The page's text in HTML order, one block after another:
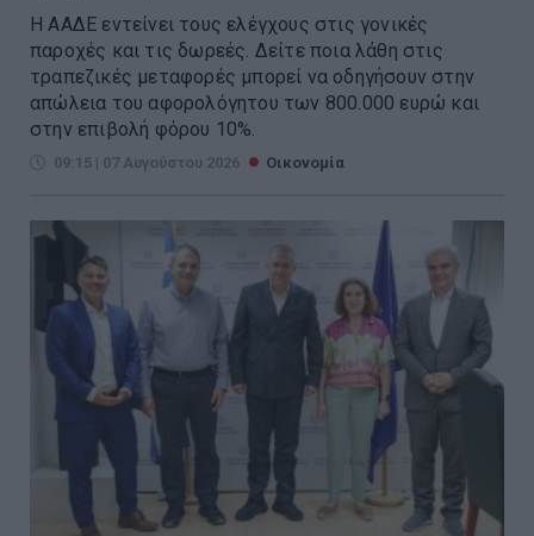
Η ΑΑΔΕ εντείνει τους ελέγχους στις γονικές
παροχές και τις δωρεές. Δείτε ποια λάθη στις
τραπεζικές μεταφορές μπορεί να οδηγήσουν στην
απώλεια του αφορολόγητου των 800.000 ευρώ και
στην επιβολή φόρου 10%.
09:15 | 07 Αυγούστου 2026 Οικονομία